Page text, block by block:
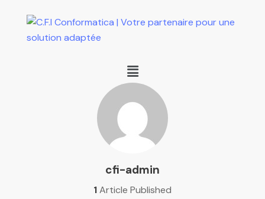
cfi-admin
1Article Published